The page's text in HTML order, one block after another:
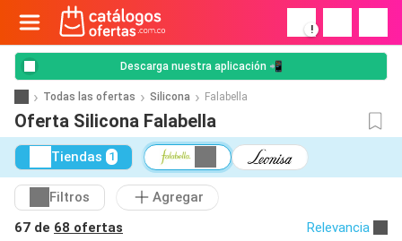
!
Descarga nuestra aplicación 📲
Todas las ofertas Silicona Falabella
Oferta Silicona Falabella
Tiendas 1
Filtros
Agregar
67 de 68 ofertas Relevancia